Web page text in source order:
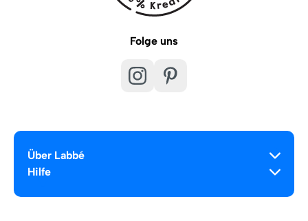
Folge uns
Über Labbé
Hilfe